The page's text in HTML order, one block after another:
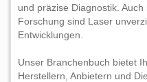
und präzise Diagnostik.
Forschung sind Laser
Entwicklungen.
Unser Branchenbuch bietet
Herstellern, Anbietern und